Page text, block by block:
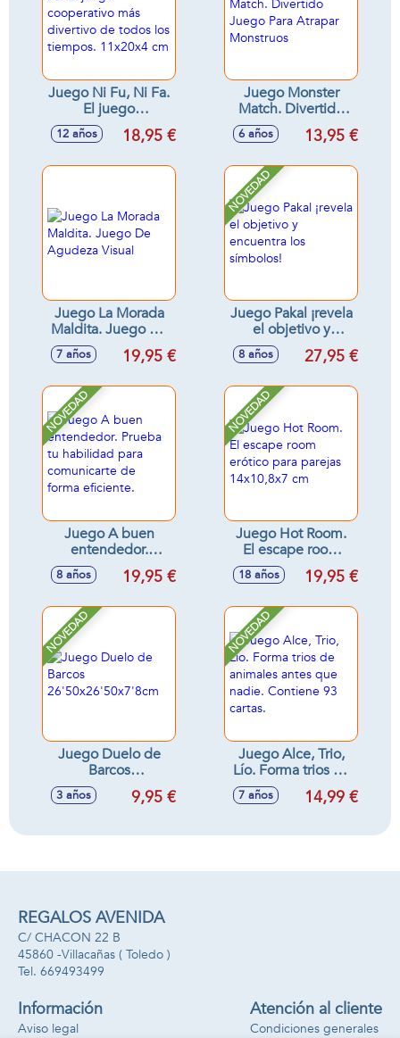
Juego Ni Fu, Ni Fa.
El juego
cooperativo más
divertivo de todos
12 años 18,95 €
Juego Monster
Match. Divertido
Juego Para Atrapar
Monstruos
6 años 13,95 €
Juego La Morada
Maldita. Juego De
Agudeza Visual
7 años 19,95 €
NOVEDAD
Juego Pakal ¡revela
el objetivo y
encuentra los
símbolos!
8 años 27,95 €
NOVEDAD
Juego A buen
entendedor.
Prueba tu habilidad
para comunicarte
8 años 19,95 €
NOVEDAD
Juego Hot Room.
El escape room
erótico para parejas
14x10,8x7 cm
18 años 19,95 €
NOVEDAD
Juego Duelo de
Barcos
26'50x26'50x7'8cm
3 años 9,95 €
NOVEDAD
Juego Alce, Trio,
Lío. Forma trios de
animales antes que
nadie. Contiene 93
7 años 14,99 €
REGALOS AVENIDA
C/ CHACON 22 B
45860 -Villacañas ( Toledo )
669493499
Información
Aviso legal
Atención al cliente
Condiciones generales